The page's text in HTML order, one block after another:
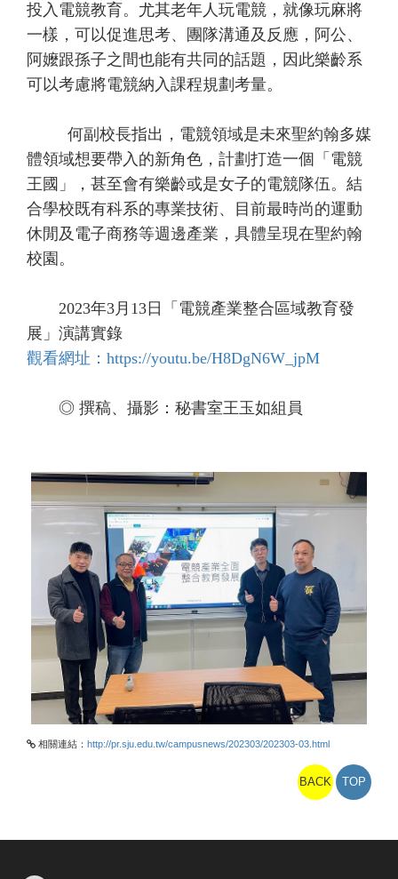
投入電競教育。尤其老年人玩電競，就像玩麻將
一樣，可以促進思考、團隊溝通及反應，阿公、
阿嬤跟孫子之間也能有共同的話題，因此樂齡系
可以考慮將電競納入課程規劃考量。
何副校長指出，電競領域是未來聖約翰多媒
體領域想要帶入的新角色，計劃打造一個「電競
王國」，甚至會有樂齡或是女子的電競隊伍。結
合學校既有科系的專業技術、目前最時尚的運動
休閒及電子商務等週邊產業，具體呈現在聖約翰
校園。
2023年3月13日「電競產業整合區域教育發
展」演講實錄
觀看網址：https://youtu.be/H8DgN6W_jpM
◎ 撰稿、攝影：秘書室王玉如組員
相關連結： http://pr.sju.edu.tw/campusnews/202303/202303-03.html
BACK TOP